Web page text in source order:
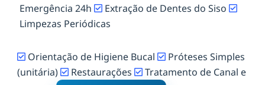
Emergência 24h
Extração de Dentes do Siso
Limpezas Periódicas
Orientação de Higiene Bucal
Próteses Simples
(unitária)
Restaurações Tratamento de Canal e